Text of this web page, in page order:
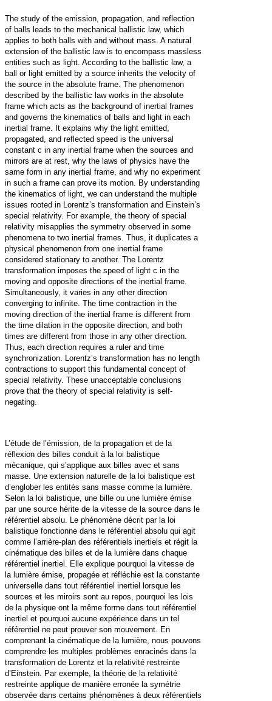
The study of the emission, propagation, and reflection
of balls leads to the mechanical ballistic law, which
applies to both balls with and without mass. A natural
extension of the ballistic law is to encompass massless
entities such as light. According to the ballistic law, a
ball or light emitted by a source inherits the velocity of
the source in the absolute frame. The phenomenon
described by the ballistic law works in the absolute
frame which acts as the background of inertial frames
and governs the kinematics of balls and light in each
inertial frame. It explains why the light emitted,
propagated, and reflected speed is the universal
constant c in any inertial frame when the sources and
mirrors are at rest, why the laws of physics have the
same form in any inertial frame, and why no experiment
in such a frame can prove its motion. By understanding
the kinematics of light, we can understand the multiple
issues rooted in Lorentz’s transformation and Einstein’s
special relativity. For example, the theory of special
relativity misapplies the symmetry observed in some
phenomena to two inertial frames. Thus, it duplicates a
physical phenomenon from one inertial frame
considered stationary to another. The Lorentz
transformation imposes the speed of light c in the
moving and opposite directions of the inertial frame.
Simultaneously, it varies in any other direction
converging to infinite. The time contraction in the
moving direction of the inertial frame is different from
the time dilation in the opposite direction, and both
times are different from those in any other direction.
Thus, each direction requires a ruler and time
synchronization. Lorentz’s transformation has no length
contractions to support this fundamental concept of
special relativity. These unacceptable conclusions
prove that the theory of special relativity is self-
negating.
L’étude de l’émission, de la propagation et de la
réflexion des billes conduit à la loi balistique
mécanique, qui s’applique aux billes avec et sans
masse. Une extension naturelle de la loi balistique est
d’englober les entités sans masse comme la lumière.
Selon la loi balistique, une bille ou une lumière émise
par une source hérite de la vitesse de la source dans le
référentiel absolu. Le phénomène décrit par la loi
balistique fonctionne dans le référentiel absolu qui agit
comme l’arrière-plan des référentiels inertiels et régit la
cinématique des billes et de la lumière dans chaque
référentiel inertiel. Elle explique pourquoi la vitesse de
la lumière émise, propagée et réfléchie est la constante
universelle dans tout référentiel inertiel lorsque les
sources et les miroirs sont au repos, pourquoi les lois
de la physique ont la même forme dans tout référentiel
inertiel et pourquoi aucune expérience dans un tel
référentiel ne peut prouver son mouvement. En
comprenant la cinématique de la lumière, nous pouvons
comprendre les multiples problèmes enracinés dans la
transformation de Lorentz et la relativité restreinte
d’Einstein. Par exemple, la théorie de la relativité
restreinte applique de manière erronée la symétrie
observée dans certains phénomènes à deux référentiels